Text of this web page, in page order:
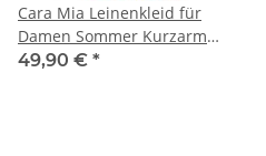
Cara Mia Leinenkleid für
Damen Sommer Kurzarm
mehrere Farben 36-44
49,90 € *